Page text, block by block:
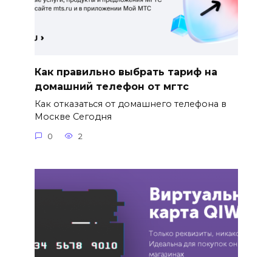
Как правильно выбрать тариф на
домашний телефон от мгтс
Как отказаться от домашнего телефона в
Москве Сегодня
0 2